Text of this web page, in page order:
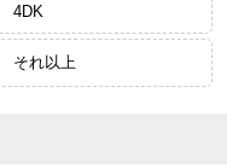
4DK
それ以上